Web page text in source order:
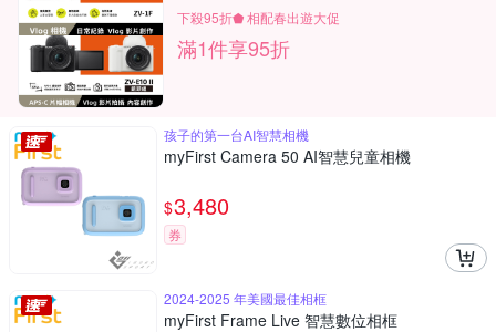
下殺95折⬟ 相配春出遊大促
滿1件享95折
孩子的第一台AI智慧相機
myFirst Camera 50 AI智慧兒童相機
$3,480
券
2024-2025 年美國最佳相框
myFirst Frame Live 智慧數位相框